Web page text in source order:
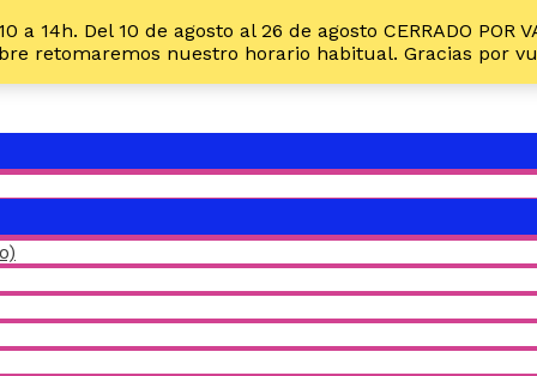
a 14h. Del 10 de agosto al 26 de agosto CERRADO
retomaremos nuestro horario habitual. Gracias por
MENÚ
MENÚ